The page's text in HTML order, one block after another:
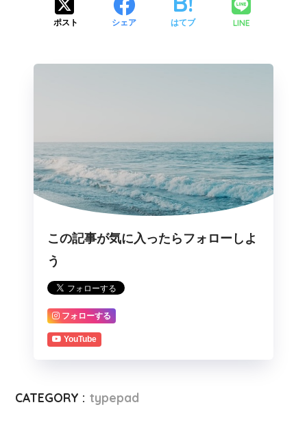
ポスト シェア はてブ LINE
この記事が気に入ったらフォローしよ
う
フォローする
YouTube
CATEGORY : typepad